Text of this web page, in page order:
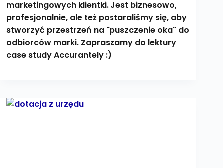
marketingowych klientki. Jest biznesowo,
profesjonalnie, ale też postaraliśmy się, aby
stworzyć przestrzeń na "puszczenie oka" do
odbiorców marki. Zapraszamy do lektury
case study Accurantely :)